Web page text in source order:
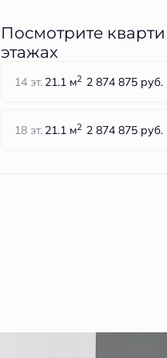
Посмотрите
этажах
14 эт. 21.1 м2 2 874 875 руб.
18 эт. 21.1 м2 2 874 875 руб.